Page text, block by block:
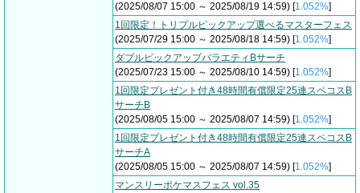
(2025/08/07 15:00 ～ 2025/08/19 14:59) [1.052%]
1回限定！トリプルピックアップ選べるマスターフェス
(2025/07/29 15:00 ～ 2025/08/18 14:59) [1.052%]
ダブルピックアップバラエティBサーチ
(2025/07/23 15:00 ～ 2025/08/10 14:59) [1.052%]
1回限定プレゼント付き48時間有償限定25連スペコスB
サーチB
(2025/08/05 15:00 ～ 2025/08/07 14:59) [1.052%]
1回限定プレゼント付き48時間有償限定25連スペコスB
サーチA
(2025/08/05 15:00 ～ 2025/08/07 14:59) [1.052%]
マンスリーポケマスフェス vol.35